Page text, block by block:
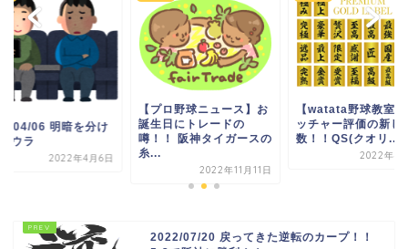
日にトレードの
！ 阪神タイガースの
【watata野球教室】ピ
ッチャー評価の新しい指
数！！QS(クオリ...
2022/04/06 明暗を
た7回ウラ
2022年4
2022/07/20 戻ってきた逆転のカープ！！